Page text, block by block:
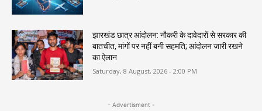
झारखंड छात्र आंदोलन: नौकरी के दावेदारों से सरकार की
बातचीत, मांगों पर नहीं बनी सहमति; आंदोलन जारी रखने
का ऐलान
Saturday, 8 August, 2026 - 2:00 PM
- Advertisment -